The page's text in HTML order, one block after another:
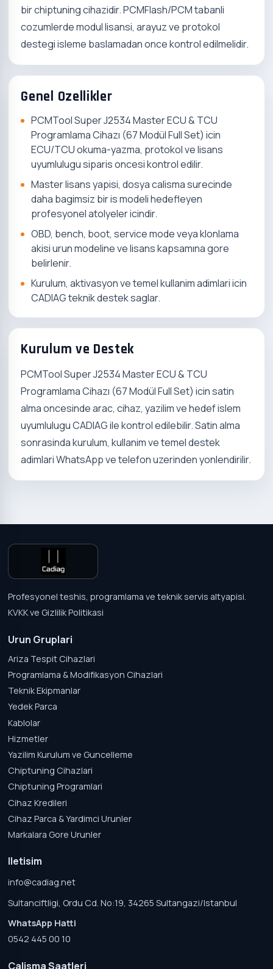
bir chiptuning cihazidir. PCMFlash/PCM tabanli
cozumlerde modul lisansi, arayuz ve protokol
destegi isleme baslamadan once kontrol edilmelidir.
Genel Ozellikler
PCMTool Super J2534 Master ECU & TCU
Programlama Cihazı (67 Modül Full Set) icin
ECU/TCU okuma-yazma, protokol ve lisans
uyumlulugu siparis oncesi kontrol edilir.
Master lisans yapisi, dosya calisma surecinde
daha bagimsiz bir is modeli hedefleyen
profesyonel atolyeler icindir.
OBD, bench, boot, service mode veya klonlama
akisi urun modeline ve lisans kapsamına gore
belirlenir.
Kurulum, aktivasyon ve temel kullanim adimlari icin
CADIAG teknik destek saglar.
Kurulum ve Destek
PCMTool Super J2534 Master ECU & TCU
Programlama Cihazı (67 Modül Full Set) icin satin
alma oncesinde arac, cihaz, yazilim ve hedef islem
uyumlulugu CADIAG ile kontrol edilebilir. Satin alma
sonrasinda kurulum, kullanim ve temel destek
adimlari WhatsApp ve telefon uzerinden yonlendirilir.
Profesyonel teshis, programlama ve teknik servis altyapisi.
KVKK ve Gizlilik Politikasi
Urun Gruplari
Ariza Tespit Cihazlari
Programlama & Modifikasyon Cihazlari
Teknik Ekipmanlar
Yedek Parca
Kablolar
Hizmetler
Yazilim Kurulum ve Guncelleme
Chiptuning Cihazlari
Chiptuning Programlari
Cihaz Kredileri
Cihaz Parca & Yardimci Urunler
Markalara Gore Urunler
Iletisim
info@cadiag.net
Sultanciftligi, Ordu Cd. No:19, 34265 Sultangazi/Istanbul
WhatsApp Hatti
0542 445 00 10
Calisma Saatleri